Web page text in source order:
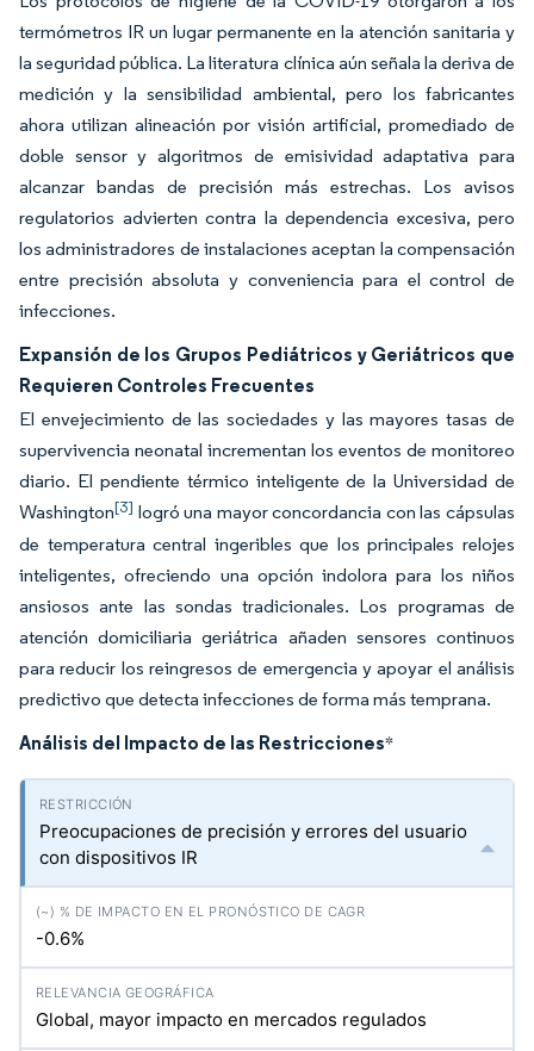
termómetros IR un lugar permanente en la atención sanitaria y
la seguridad pública. La literatura clínica aún señala la deriva de
medición y la sensibilidad ambiental, pero los fabricantes
ahora utilizan alineación por visión artificial, promediado de
doble sensor y algoritmos de emisividad adaptativa para
alcanzar bandas de precisión más estrechas. Los avisos
regulatorios advierten contra la dependencia excesiva, pero
los administradores de instalaciones aceptan la compensación
entre precisión absoluta y conveniencia para el control de
infecciones.
Expansión de los Grupos Pediátricos y Geriátricos que
Requieren Controles Frecuentes
El envejecimiento de las sociedades y las mayores tasas de
supervivencia neonatal incrementan los eventos de monitoreo
diario. El pendiente térmico inteligente de la Universidad de
Washington[3] logró una mayor concordancia con las cápsulas
de temperatura central ingeribles que los principales relojes
inteligentes, ofreciendo una opción indolora para los niños
ansiosos ante las sondas tradicionales. Los programas de
atención domiciliaria geriátrica añaden sensores continuos
para reducir los reingresos de emergencia y apoyar el análisis
predictivo que detecta infecciones de forma más temprana.
Análisis del Impacto de las Restricciones*
Preocupaciones de precisión y errores del usuario
con dispositivos IR
-0.6%
Global, mayor impacto en mercados regulados